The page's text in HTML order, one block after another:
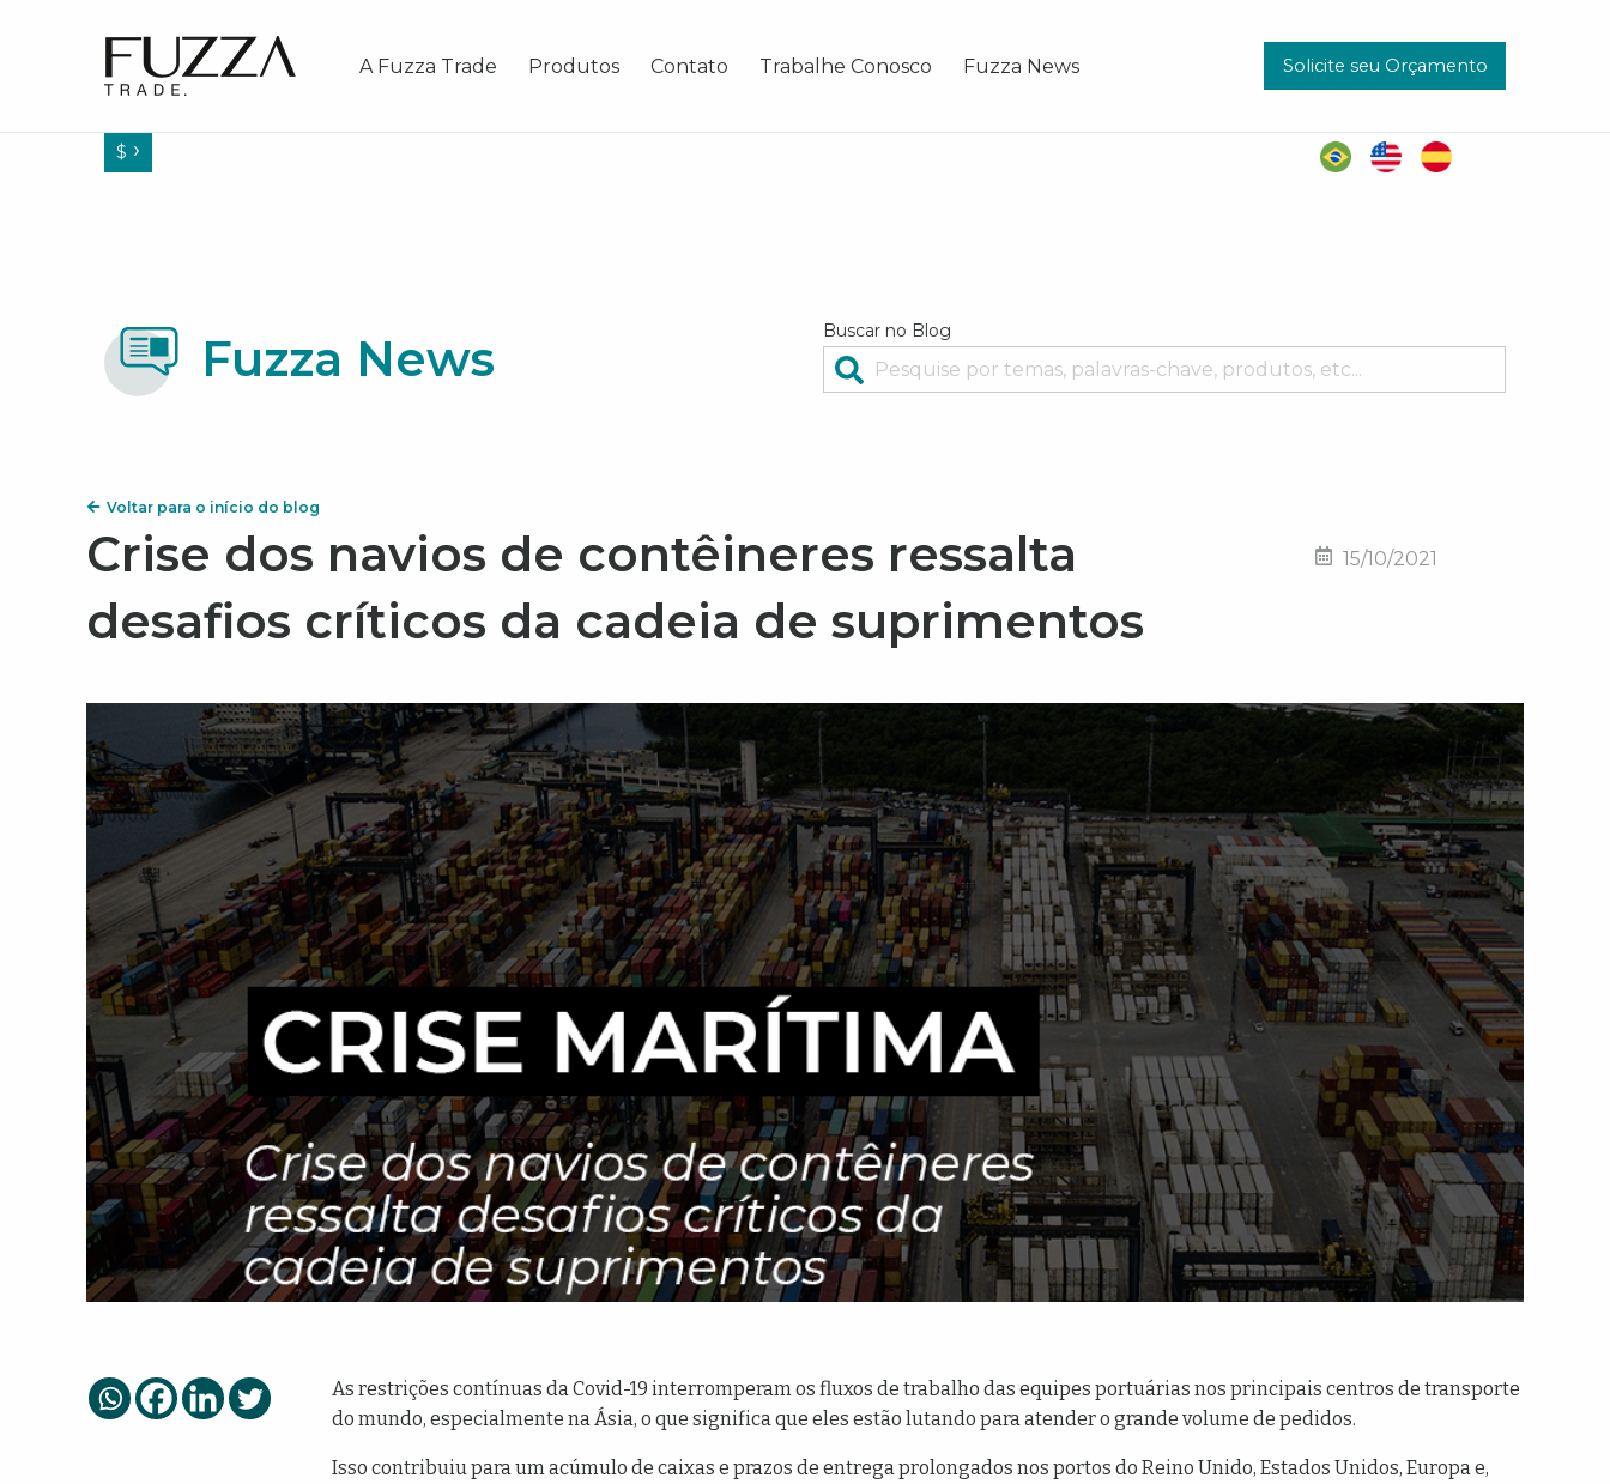
Fuzza Trade
A Fuzza Trade Produtos Contato Trabalhe Conosco Fuzza News Solicite seu Orçamento
$
Fuzza News Buscar no Blog
Voltar para o início do blog
Crise dos navios de contêineres ressalta
desafios críticos da cadeia de suprimentos
15/10/2021
As restrições contínuas da Covid-19 interromperam os fluxos de trabalho das equipes portuárias nos principais centros de transporte
do mundo, especialmente na Ásia, o que significa que eles estão lutando para atender o grande volume de pedidos.
Isso contribuiu para um acúmulo de caixas e prazos de entrega prolongados nos portos do Reino Unido, Estados Unidos, Europa e,